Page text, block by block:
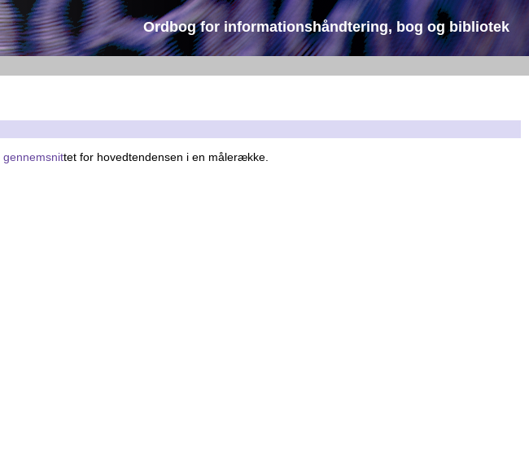
Ordbog for informationshåndtering, bog og bibliotek
gennemsnittet for hovedtendensen i en målerække.